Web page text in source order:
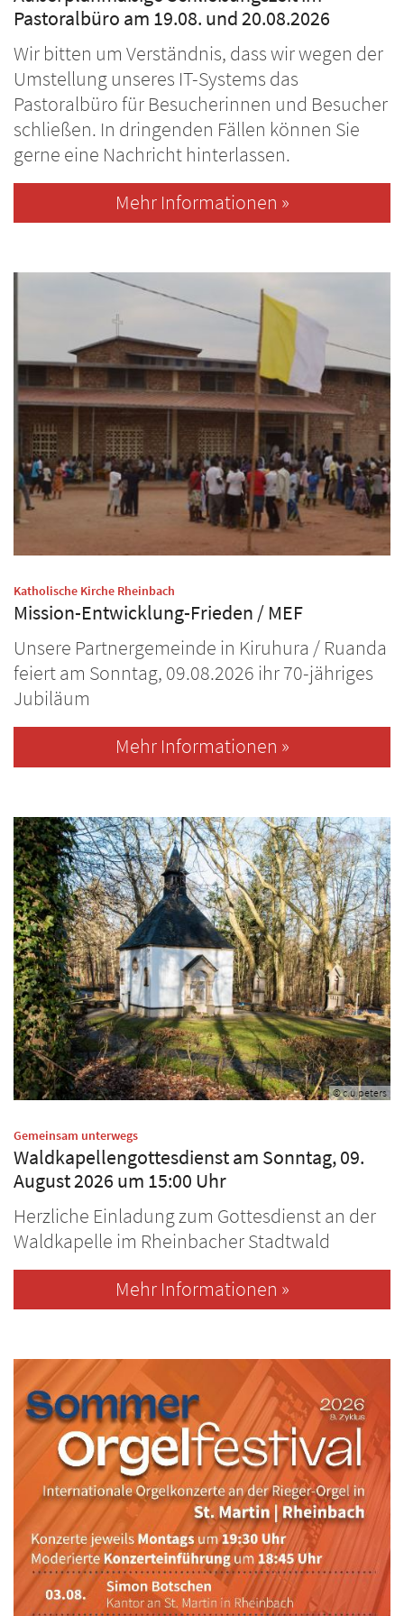
Pastoralbüro am 19.08. und 20.08.2026
Wir bitten um Verständnis, dass wir wegen der
Umstellung unseres IT-Systems das
Pastoralbüro für Besucherinnen und Besucher
schließen. In dringenden Fällen können Sie
gerne eine Nachricht hinterlassen.
Mehr Informationen »
Katholische Kirche Rheinbach
Mission-Entwicklung-Frieden / MEF
Unsere Partnergemeinde in Kiruhura / Ruanda
feiert am Sonntag, 09.08.2026 ihr 70-jähriges
Jubiläum
Mehr Informationen »
© c.u.peters
Gemeinsam unterwegs:
Waldkapellengottesdienst am Sonntag, 09.
August 2026 um 15:00 Uhr
Herzliche Einladung zum Gottesdienst an der
Waldkapelle im Rheinbacher Stadtwald
Mehr Informationen »